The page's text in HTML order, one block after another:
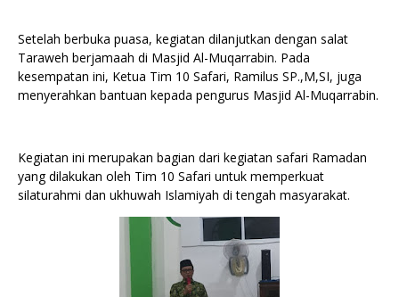
Setelah berbuka puasa, kegiatan dilanjutkan dengan salat
Taraweh berjamaah di Masjid Al-Muqarrabin. Pada
kesempatan ini, Ketua Tim 10 Safari, Ramilus SP.,M,SI, juga
menyerahkan bantuan kepada pengurus Masjid Al-Muqarrabin.
Kegiatan ini merupakan bagian dari kegiatan safari Ramadan
yang dilakukan oleh Tim 10 Safari untuk memperkuat
silaturahmi dan ukhuwah Islamiyah di tengah masyarakat.